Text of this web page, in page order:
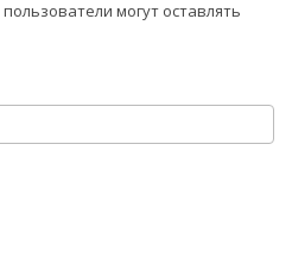
пользователи могут оставлять